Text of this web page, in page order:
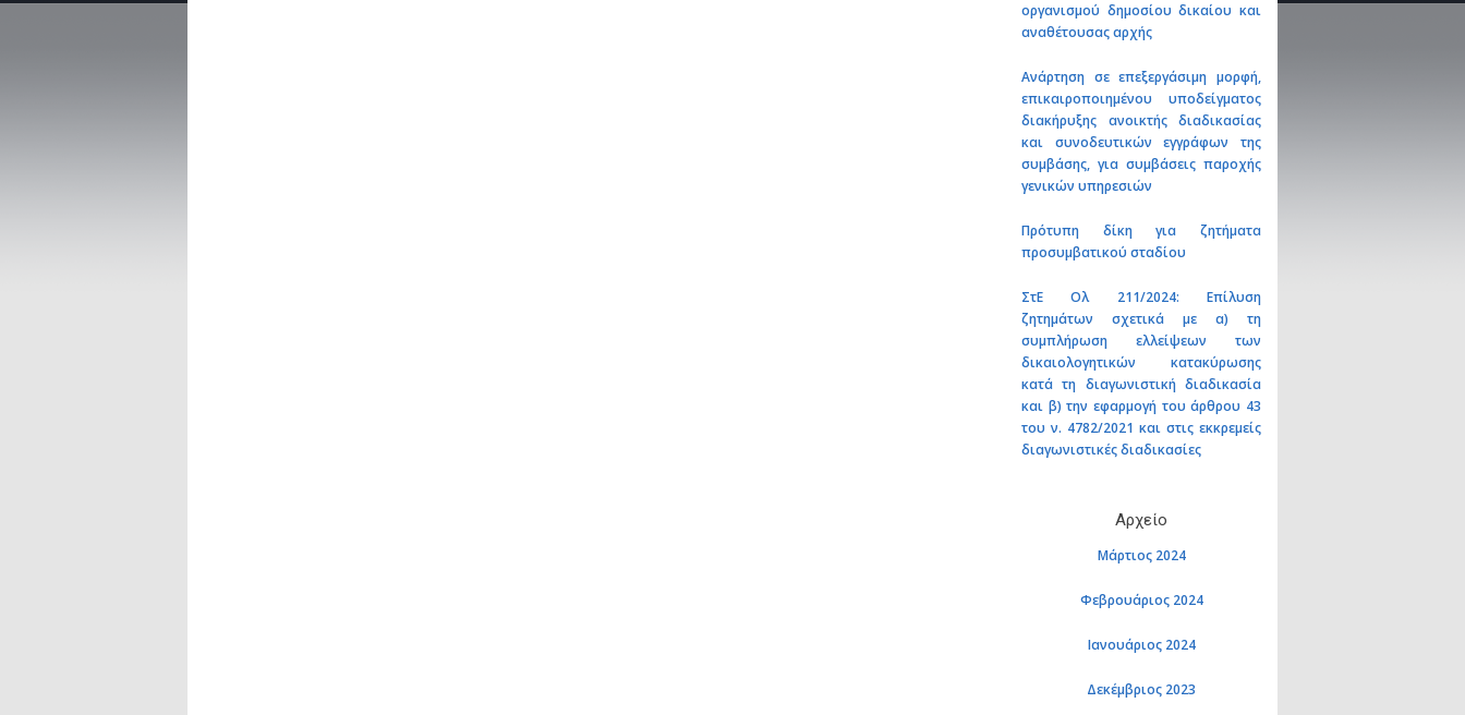
οργανισμού δημοσίου δικαίου και
αναθέτουσας αρχής
Ανάρτηση σε επεξεργάσιμη μορφή,
επικαιροποιημένου υποδείγματος
διακήρυξης ανοικτής διαδικασίας
και συνοδευτικών εγγράφων της
συμβάσης, για συμβάσεις παροχής
γενικών υπηρεσιών
Πρότυπη δίκη για ζητήματα
προσυμβατικού σταδίου
ΣτΕ Ολ 211/2024: Επίλυση
ζητημάτων σχετικά με α) τη
συμπλήρωση ελλείψεων των
δικαιολογητικών κατακύρωσης
κατά τη διαγωνιστική διαδικασία
και β) την εφαρμογή του άρθρου 43
του ν. 4782/2021 και στις εκκρεμείς
διαγωνιστικές διαδικασίες
Αρχείο
Μάρτιος 2024
Φεβρουάριος 2024
Ιανουάριος 2024
Δεκέμβριος 2023